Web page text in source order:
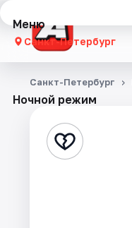
Меню
Санкт-Петербург
Концерты
Стендап
Ночной режим
Санкт-Петербург